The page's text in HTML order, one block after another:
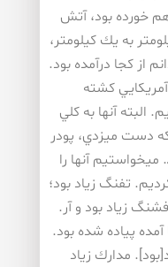
خورده بود، آتش
به يك كيلومتر،
از كجا درآمده بود.
اصرار ميكرد ۹ نفر آمريكايي كشته
آوردهايم. البته آنها به كلي
دست ميزدي، پودر
آنها را
تفنگ زياد بود؛
زياد بود و آر.
پياده شده بود.
مدارك زياد